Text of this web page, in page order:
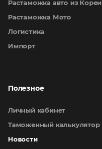
Растаможка авто из Кореи
Растаможка Мото
Логистика
Импорт
Полезное
Личный кабинет
Таможенный калькулятор
Новости